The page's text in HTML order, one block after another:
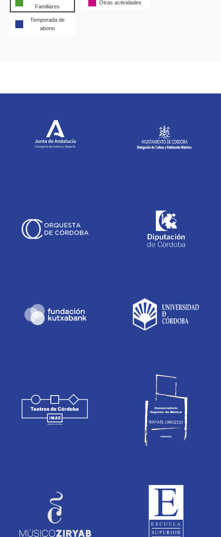
Familiares
Otras actividades
Temporada de
abono